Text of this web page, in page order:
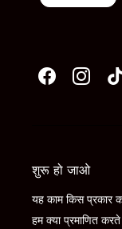
शुरू हो जाओ
यह काम किस प्रकार
हम क्या प्रमाणित